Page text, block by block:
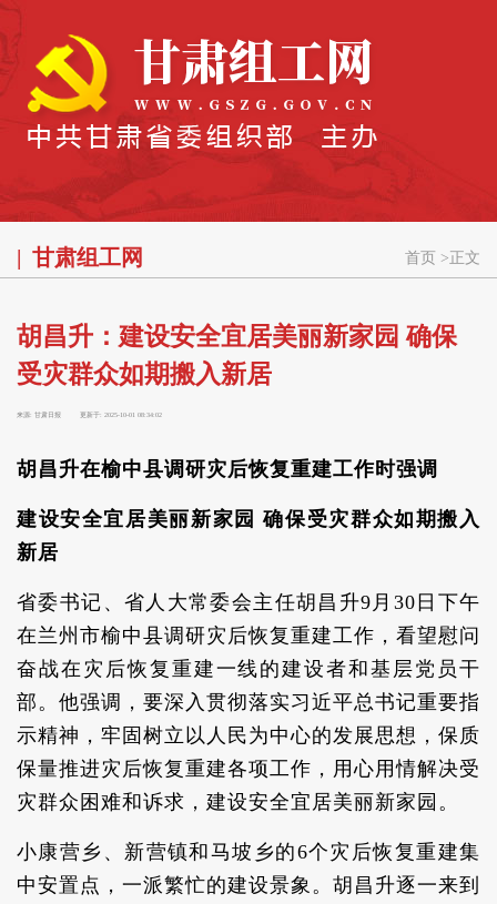
甘肃组工网 首页 > 正文
胡昌升：建设安全宜居美丽新家园 确保
受灾群众如期搬入新居
来源: 甘肃日报 更新于: 2025-10-01 08:34:02
胡昌升在榆中县调研灾后恢复重建工作时强调
建设安全宜居美丽新家园 确保受灾群众如期搬入
新居
省委书记、省人大常委会主任胡昌升9月30日下午
在兰州市榆中县调研灾后恢复重建工作，看望慰问
奋战在灾后恢复重建一线的建设者和基层党员干
部。他强调，要深入贯彻落实习近平总书记重要指
示精神，牢固树立以人民为中心的发展思想，保质
保量推进灾后恢复重建各项工作，用心用情解决受
灾群众困难和诉求，建设安全宜居美丽新家园。
小康营乡、新营镇和马坡乡的6个灾后恢复重建集
中安置点，一派繁忙的建设景象。胡昌升逐一来到